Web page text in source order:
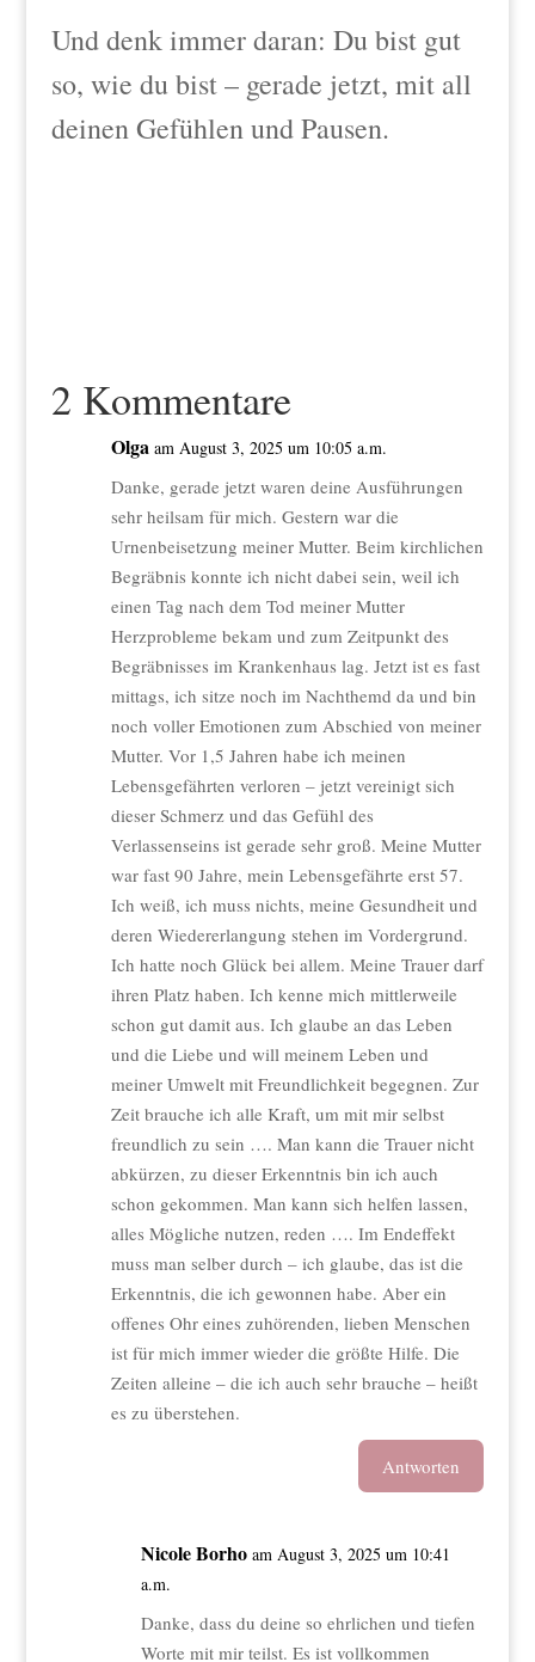
Und denk immer daran: Du bist gut
so, wie du bist – gerade jetzt, mit all
deinen Gefühlen und Pausen.
2 Kommentare
Olga am August 3, 2025 um 10:05 a.m.
Danke, gerade jetzt waren deine Ausführungen
sehr heilsam für mich. Gestern war die
Urnenbeisetzung meiner Mutter. Beim kirchlichen
Begräbnis konnte ich nicht dabei sein, weil ich
einen Tag nach dem Tod meiner Mutter
Herzprobleme bekam und zum Zeitpunkt des
Begräbnisses im Krankenhaus lag. Jetzt ist es fast
mittags, ich sitze noch im Nachthemd da und bin
noch voller Emotionen zum Abschied von meiner
Mutter. Vor 1,5 Jahren habe ich meinen
Lebensgefährten verloren – jetzt vereinigt sich
dieser Schmerz und das Gefühl des
Verlassenseins ist gerade sehr groß. Meine Mutter
war fast 90 Jahre, mein Lebensgefährte erst 57.
Ich weiß, ich muss nichts, meine Gesundheit und
deren Wiedererlangung stehen im Vordergrund.
Ich hatte noch Glück bei allem. Meine Trauer darf
ihren Platz haben. Ich kenne mich mittlerweile
schon gut damit aus. Ich glaube an das Leben
und die Liebe und will meinem Leben und
meiner Umwelt mit Freundlichkeit begegnen. Zur
Zeit brauche ich alle Kraft, um mit mir selbst
freundlich zu sein …. Man kann die Trauer nicht
abkürzen, zu dieser Erkenntnis bin ich auch
schon gekommen. Man kann sich helfen lassen,
alles Mögliche nutzen, reden …. Im Endeffekt
muss man selber durch – ich glaube, das ist die
Erkenntnis, die ich gewonnen habe. Aber ein
offenes Ohr eines zuhörenden, lieben Menschen
ist für mich immer wieder die größte Hilfe. Die
Zeiten alleine – die ich auch sehr brauche – heißt
es zu überstehen.
Antworten
Nicole Borho am August 3, 2025 um 10:41
a.m.
Danke, dass du deine so ehrlichen und tiefen
Worte mit mir teilst. Es ist vollkommen